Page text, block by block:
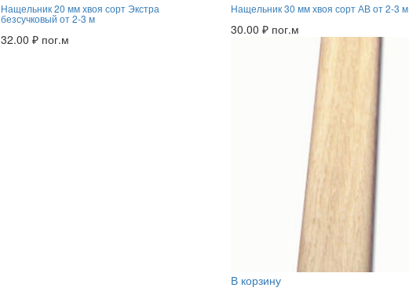
Нащельник 20 мм хвоя сорт Экстра
безсучковый от 2-3 м
32.00₽ пог.м
Нащельник 30 мм хвоя сорт АВ от 2-3 м
30.00 ₽ пог.м
В корзину